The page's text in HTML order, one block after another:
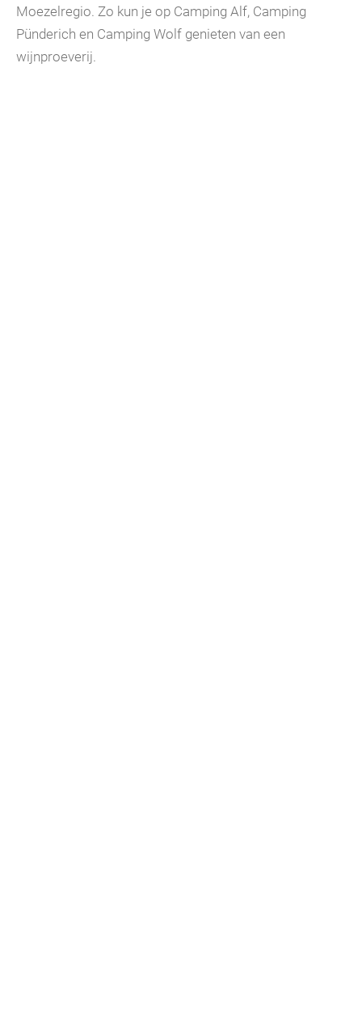
Moezelregio. Zo kun je op Camping Alf, Camping
Pünderich en Camping Wolf genieten van een
wijnproeverij.